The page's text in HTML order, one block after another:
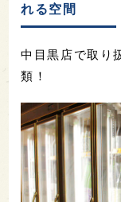
れる空間
中目黒店で取り
類！